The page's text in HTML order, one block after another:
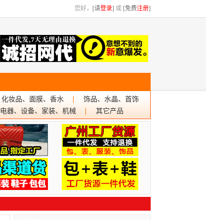
您好， [请登录] 或 [免费注册]
化妆品、面膜、香水
饰品、水晶、首饰
电器、设备、家装、机械 其它产品